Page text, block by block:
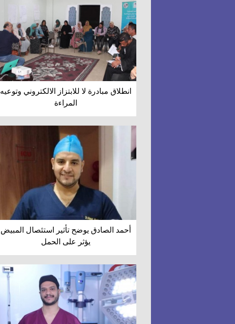
انطلاق مبادرة لا للابتزاز الالكتروني وتوعيه
المراءة
أحمد الصادق يوضح تأثير استئصال المبيض
يؤثر على الحمل